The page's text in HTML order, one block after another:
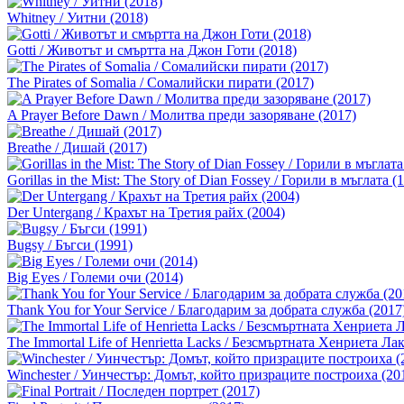
Whitney / Уитни (2018)
Gotti / Животът и смъртта на Джон Готи (2018)
The Pirates of Somalia / Сомалийски пирати (2017)
A Prayer Before Dawn / Молитва преди зазоряване (2017)
Breathe / Дишай (2017)
Gorillas in the Mist: The Story of Dian Fossey / Горили в мъглата
Der Untergang / Крахът на Третия райх (2004)
Bugsy / Бъгси (1991)
Big Eyes / Големи очи (2014)
Thank You for Your Service / Благодарим за добрата служба
The Immortal Life of Henrietta Lacks / Безсмъртната Хенриета
Winchester / Уинчестър: Домът, който призраците построиха